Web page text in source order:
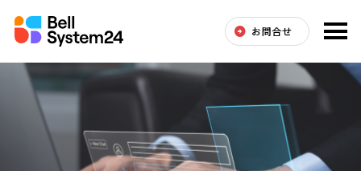
お問合せ